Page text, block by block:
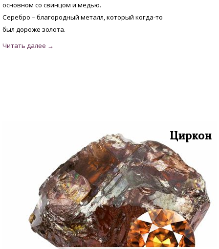
основном со свинцом и медью.
Серебро – благородный металл, который когда-то
был дороже золота.
Циркон